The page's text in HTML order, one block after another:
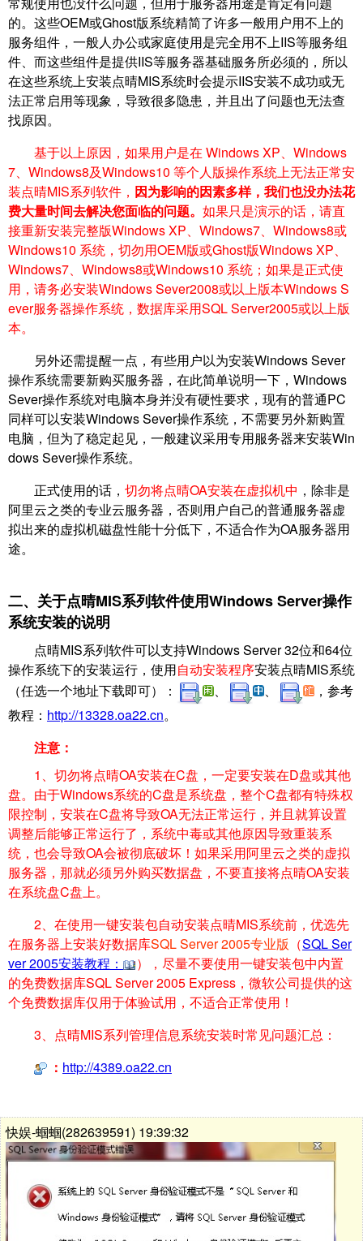
的。这些OEM或Ghost版系统精简了许多一般用户用不上的
服务组件，一般人办公或家庭使用是完全用不上IIS等服务组
件、而这些组件是提供IIS等服务器基础服务所必须的，所以
在这些系统上安装点晴MIS系统时会提示IIS安装不成功或无
法正常启用等现象，导致很多隐患，并且出了问题也无法查
找原因。
基于以上原因，如果用户是在 Windows XP、Windows
7、Windows8及Windows10 等个人版操作系统上无法正常安
装点晴MIS系列软件， 因为影响的因素多样，我们也没办法花
费大量时间去解决您面临的问题。 如果只是演示的话，请直
接重新安装完整版Windows XP、Windows7、Windows8或
Windows10 系统，切勿用OEM版或Ghost版Windows XP、
Windows7、Windows8或Windows10 系统；如果是正式使
用，请务必安装Windows Sever2008或以上版本Windows S
ever服务器操作系统，数据库采用SQL Server2005或以上版
本。
另外还需提醒一点，有些用户以为安装Windows Sever
操作系统需要新购买服务器，在此简单说明一下，Windows
Sever操作系统对电脑本身并没有硬性要求，现有的普通PC
同样可以安装Windows Sever操作系统，不需要另外新购置
电脑，但为了稳定起见，一般建议采用专用服务器来安装Win
dows Sever操作系统。
正式使用的话， 切勿将点晴OA安装在虚拟机中 ，除非是
阿里云之类的专业云服务器，否则用户自己的普通服务器虚
拟出来的虚拟机磁盘性能十分低下，不适合作为OA服务器用
途。
二、关于点晴MIS系列软件使用Windows Server操作
系统安装的说明
点晴MIS系列软件可以支持Windows Server 32位和64位
操作系统下的安装运行， 使用自动安装程序安装点晴MIS系统
（任选一个地址下载即可）：
、 、
，参考
教程： http://13328.oa22.cn。
注意：
1、 切勿将点晴OA安装在C盘，一定要安装在D盘或其他
盘。 由于Windows系统的C盘是系统盘，整个C盘都有特殊权
限控制，安装在C盘将导致OA无法正常运行，并且就算设置
调整后能够正常运行了，系统中毒或其他原因导致重装系
统，也会导致OA会被彻底破坏！如果采用阿里云之类的虚拟
服务器，那就必须另外购买数据盘，不要直接将点晴OA安装
在系统盘C盘上。
2、在使用一键安装包自动安装点晴MIS系统前，优选先
在服务器上安装好数据库SQL Server 2005专业版 （SQL Ser
ver 2005安装教程：
），尽量不要使用一键安装包中内置
的免费数据库SQL Server 2005 Express ，微软公司提供的这
个免费数据库仅用于体验试用，不适合正常使用！
3、点晴MIS系列管理信息系统安装时常见问题汇总：
： http://4389.oa22.cn
快娱-蝈蝈(282639591) 19:39:32